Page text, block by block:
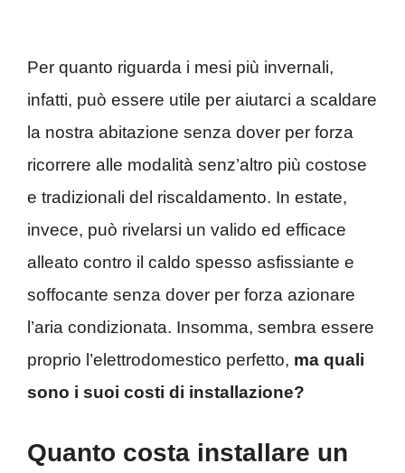
Per quanto riguarda i mesi più invernali,
infatti, può essere utile per aiutarci a scaldare
la nostra abitazione senza dover per forza
ricorrere alle modalità senz’altro più costose
e tradizionali del riscaldamento. In estate,
invece, può rivelarsi un valido ed efficace
alleato contro il caldo spesso asfissiante e
soffocante senza dover per forza azionare
l’aria condizionata. Insomma, sembra essere
proprio l’elettrodomestico perfetto, ma quali
sono i suoi costi di installazione?
Quanto costa installare un